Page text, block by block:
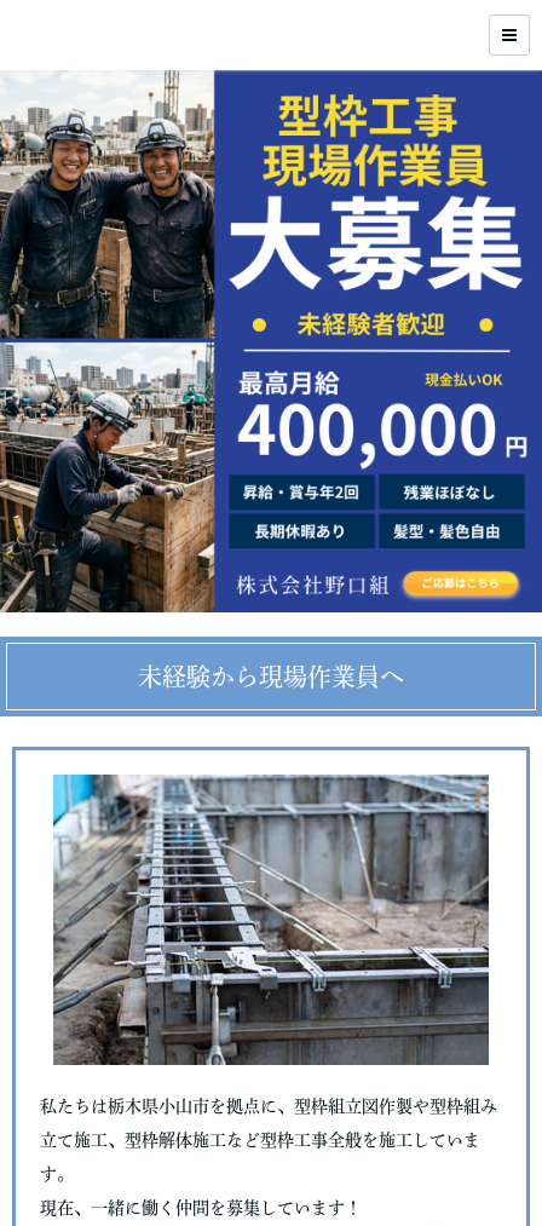
未経験から現場作業員へ
私たちは栃木県小山市を拠点に、型枠組立図作製や型枠組み
立て施工、型枠解体施工など型枠工事全般を施工していま
す。
現在、一緒に働く仲間を募集しています！